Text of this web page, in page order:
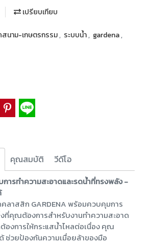
เปรียบเทียบ
นาม-เกษตรกรรม, ระบบน้ำ, gardena,
คุณสมบัติ วีดีโอ
ารทำความสะอาดและรดน้ำที่ทรงพลัง -
ลาสสิก GARDENA พร้อมควบคุมการ
ที่คุณต้องการสำหรับงานทำความสะอาด
องการให้กระแสน้ำไหลต่อเนื่อง คุณ
ช่วยป้องกันความเมื่อยล้าของมือ